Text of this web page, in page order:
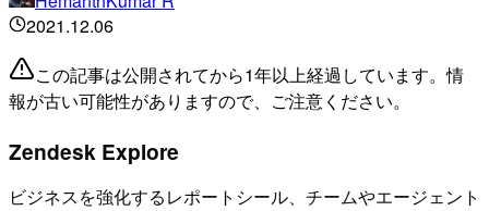
2021.12.06
この記事は公開されてから1年以上経過しています。情
報が古い可能性がありますので、ご注意ください。
Zendesk Explore
ビジネスを強化するレポートシール、チームやエージェント